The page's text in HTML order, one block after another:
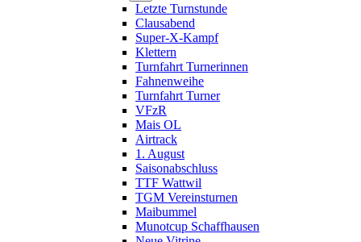
Letzte Turnstunde
Clausabend
Super-X-Kampf
Klettern
Turnfahrt Turnerinnen
Fahnenweihe
Turnfahrt Turner
VFzR
Mais OL
Airtrack
1. August
Saisonabschluss
TTF Wattwil
TGM Vereinsturnen
Maibummel
Munotcup Schaffhausen